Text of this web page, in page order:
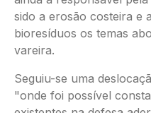
sido a erosão costeira e
bioresíduos os temas
vareira.
Seguiu-se uma
"onde foi possível